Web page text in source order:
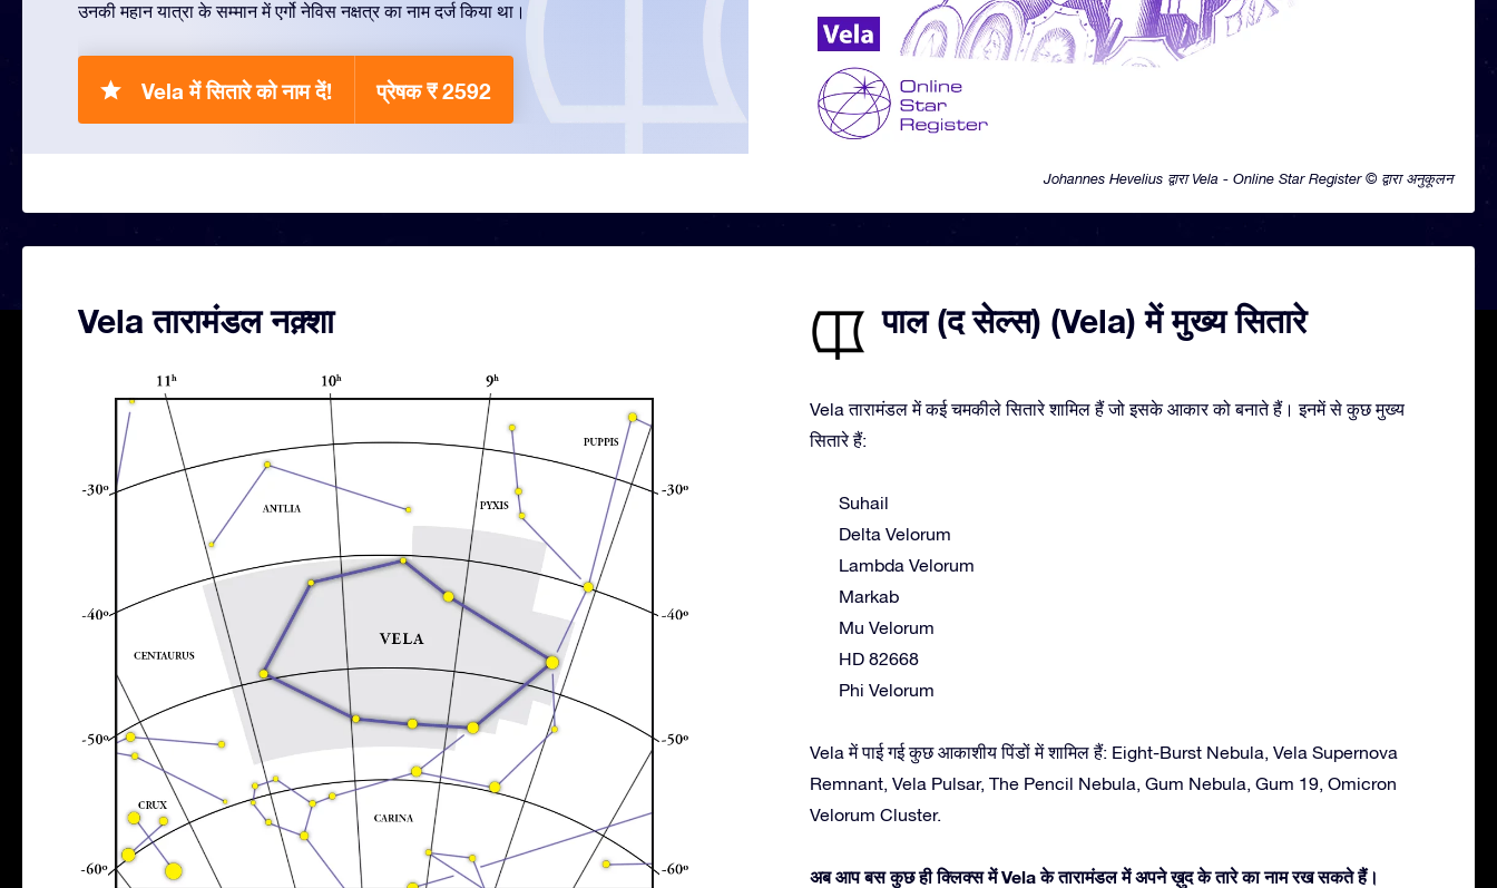
Johannes Hevelius द्वारा Vela - Online Star Register © द्वारा अनुकूलन
उनकी महान यात्रा के सम्मान में एर्गो नेविस नक्षत्र का नाम दर्ज किया था।
Vela में सितारे को नाम दें! प्रेषक ₹ 2592
Vela तारामंडल नक़्शा पाल (द सेल्स) (Vela) में मुख्य सितारे
Vela तारामंडल में कई चमकीले सितारे शामिल हैं जो इसके आकार को बनाते हैं। इनमें से कुछ मुख्य
सितारे हैं:
Suhail
Delta Velorum
Lambda Velorum
Markab
Mu Velorum
HD 82668
Phi Velorum
Vela में पाई गई कुछ आकाशीय पिंडों में शामिल हैं: Eight-Burst Nebula, Vela Supernova
Remnant, Vela Pulsar, The Pencil Nebula, Gum Nebula, Gum 19, Omicron
Velorum Cluster.
अब आप बस कुछ ही क्लिक्स में Vela के तारामंडल में अपने ख़ुद के तारे का नाम रख सकते हैं।